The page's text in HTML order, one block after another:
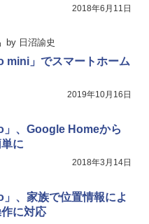
2018年6月11日
by 日沼諭史
mini」でスマートホーム
2019年10月16日
」、Google Homeから
に
2018年3月14日
」、家族で位置情報によ
に対応